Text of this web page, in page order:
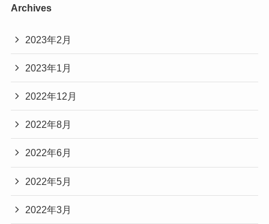
Archives
2023年2月
2023年1月
2022年12月
2022年8月
2022年6月
2022年5月
2022年3月